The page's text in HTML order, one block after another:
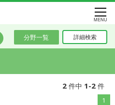
分野一覧 詳細検索
MENU
2件中 1-2件
1